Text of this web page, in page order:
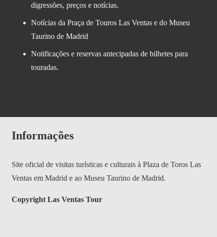
digressões, preços e notícias.
Notícias da Praça de Touros Las Ventas e do Museu
Taurino de Madrid
Notificações e reservas antecipadas de bilhetes para
touradas.
Informações
Site oficial de visitas turísticas e culturais à Plaza de Toros Las
Ventas em Madrid e ao Museu Taurino de Madrid.
Copyright Las Ventas Tour